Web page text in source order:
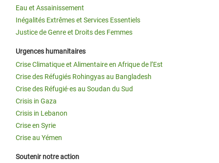
Eau et Assainissement
Inégalités Extrêmes et Services Essentiels
Justice de Genre et Droits des Femmes
Urgences humanitaires
Crise Climatique et Alimentaire en Afrique de l’Est
Crise des Réfugiés Rohingyas au Bangladesh
Crise des Réfugié·es au Soudan du Sud
Crisis in Gaza
Crisis in Lebanon
Crise en Syrie
Crise au Yémen
Soutenir notre action